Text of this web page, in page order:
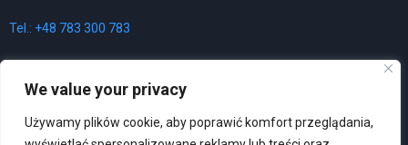
We value your privacy
Używamy plików cookie, aby poprawić komfort przeglądania,
Tel.: +48 783 300 783